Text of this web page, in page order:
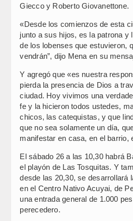
Giecco y Roberto Giovanettone.
«Desde los comienzos de esta
junto a sus hijos, es la patrona y
de los lobenses que estuvieron,
vendrán”, dijo Mena en su
Y agregó que «es nuestra
pierda la presencia de Dios a
ciudad. Hoy vivimos una
fe y la hicieron todos ustedes,
chicos, las catequistas, y que
que no sea solamente un día,
manifestar en casa, en el barrio,
El sábado 26 a las 10,30 habrá
el playón de Las Tosquitas. Y
desde las 20,30, se desarrollará
en el Centro Nativo Acuyai, de
una entrada general de 1.000
perecedero.